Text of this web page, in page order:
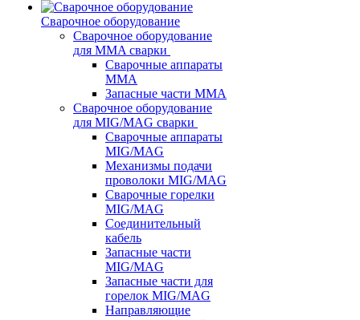
Сварочное оборудование
Сварочное оборудование
для MMA сварки
Сварочные аппараты
MMA
Запасные части MMA
Сварочное оборудование
для MIG/MAG сварки
Сварочные аппараты
MIG/MAG
Механизмы подачи
проволоки MIG/MAG
Сварочные горелки
MIG/MAG
Соединительный
кабель
Запасные части
MIG/MAG
Запасные части для
горелок MIG/MAG
Направляющие